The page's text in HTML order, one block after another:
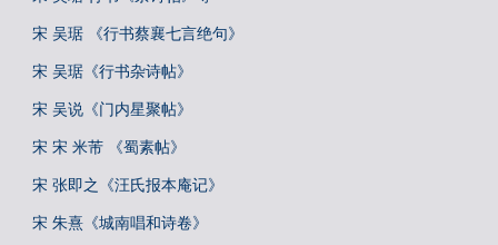
宋 吴琚 《行书蔡襄七言绝句》
宋 吴琚《行书杂诗帖》
宋 吴说《门内星聚帖》
宋 宋 米芾 《蜀素帖》
宋 张即之《汪氏报本庵记》
宋 朱熹《城南唱和诗卷》